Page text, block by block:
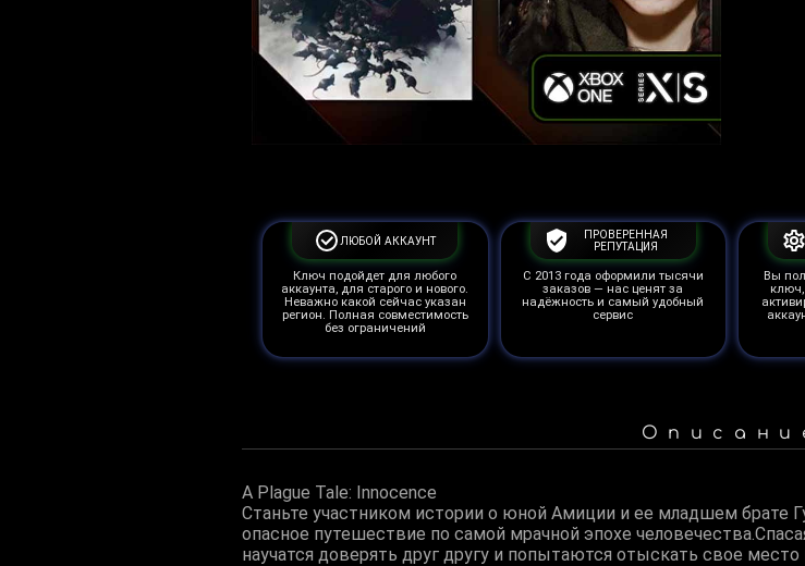
ЛЮБОЙ АККАУНТ
Ключ подойдет для любого
аккаунта, для старого и нового.
Неважно какой сейчас указан
регион. Полная совместимость
без ограничений
ПРОВЕРЕННАЯ
РЕПУТАЦИЯ
С 2013 года оформили тысячи
заказов — нас ценят за
надёжность и самый удобный
сервис
Вы
A Plague Tale: Innocence
Станьте участником истории о юной Амиции и ее младшем брате
опасное путешествие по самой мрачной эпохе
научатся доверять друг другу и попытаются отыскать свое